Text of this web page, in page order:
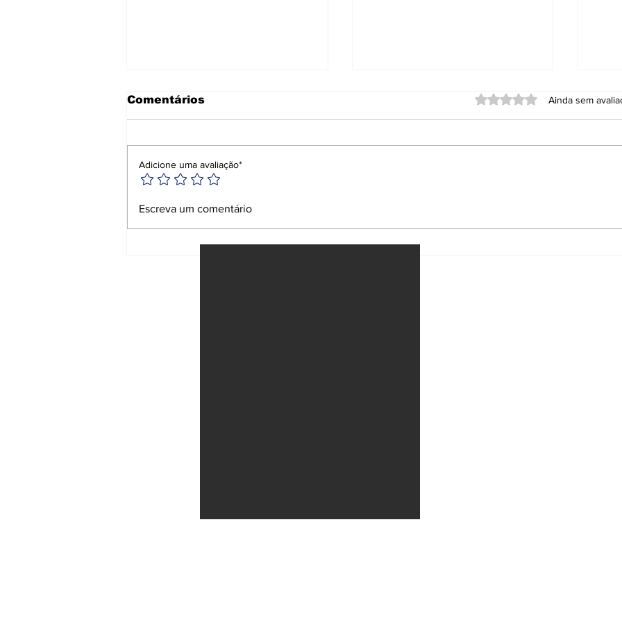
Anvisa proíbe
suplemento falsificado
na Bahia
Comentários Avaliado com 0 de 5
Ainda sem
Adicione uma avaliação*
Escreva um comentário